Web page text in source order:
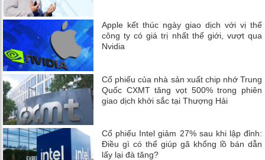
Apple kết thúc ngày giao dịch với vị thế
công ty có giá trị nhất thế giới, vượt qua
Nvidia
Cổ phiếu của nhà sản xuất chip nhớ Trung
Quốc CXMT tăng vọt 500% trong phiên
giao dịch khởi sắc tại Thượng Hải
Cổ phiếu Intel giảm 27% sau khi lập đỉnh:
Điều gì có thể giúp gã khổng lồ bán dẫn
lấy lại đà tăng?